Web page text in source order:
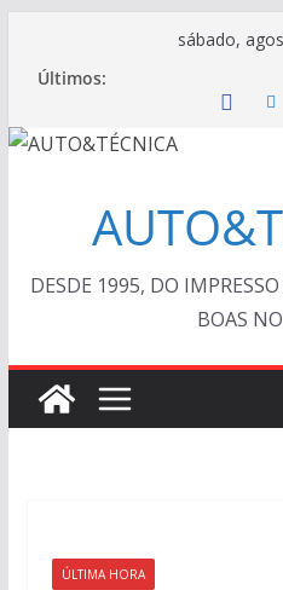
conteúdo
sábado,
Últimos:
DESDE 1995, DO
BOAS
ÚLTIMA HORA